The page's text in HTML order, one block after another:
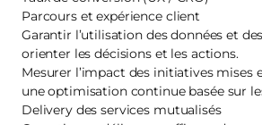
Parcours et expérience client
Garantir l’utilisation des données et
orienter les décisions et les actions.
Mesurer l’impact des initiatives mises
une optimisation continue basée sur
Delivery des services mutualisés